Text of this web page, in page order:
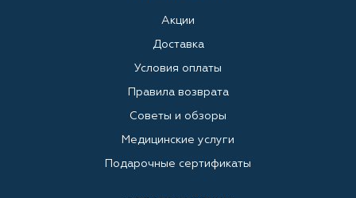
Акции
Доставка
Условия оплаты
Правила возврата
Советы и обзоры
Медицинские услуги
Подарочные сертификаты